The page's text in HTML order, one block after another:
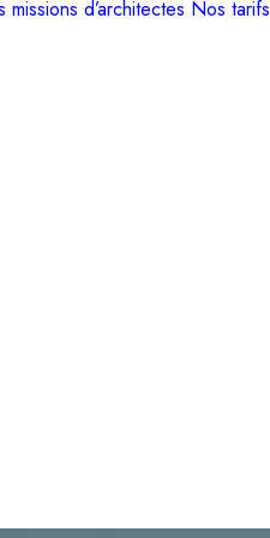
missions d’architectes Nos tarifs